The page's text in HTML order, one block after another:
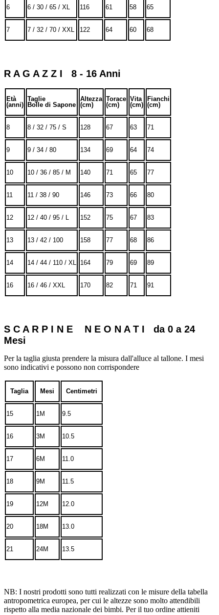
6 6 / 30 / 65 / XL 116 61 58 65
7 7 / 32 / 70 / XXL 122 64 60 68
R A G A Z Z I 8 - 16 Anni
Età
(anni)
Taglie
Bolle di Sapone
Altezza
(cm)
Torace
(cm)
Vita
(cm)
Fianchi
(cm)
8 8 / 32 / 75 / S 128 67 63 71
9 9 / 34 / 80 134 69 64 74
10 10 / 36 / 85 / M 140 71 65 77
11 11 / 38 / 90 146 73 66 80
12 12 / 40 / 95 / L 152 75 67 83
13 13 / 42 / 100 158 77 68 86
14 14 / 44 / 110 / XL 164 79 69 89
16 16 / 46 / XXL 170 82 71 91
S C A R P I N E N E O N A T I da 0 a 24
Mesi
Per la taglia giusta prendere la misura dall'alluce al tallone. I mesi
sono indicativi e possono non corrispondere
Taglia Mesi Centimetri
15 1M 9.5
16 3M 10.5
17 6M 11.0
18 9M 11.5
19 12M 12.0
20 18M 13.0
21 24M 13.5
NB: I nostri prodotti sono tutti realizzati con le misure della tabella
antropometrica europea, per cui le altezze sono molto attendibili
rispetto alla media nazionale dei bimbi. Per il tuo ordine attieniti